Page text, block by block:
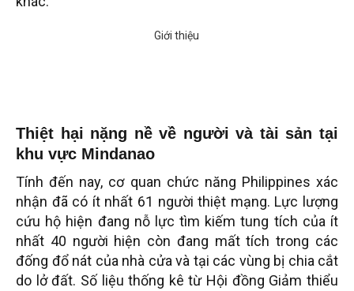
Thiệt hại nặng nề về người và tài sản tại
khu vực Mindanao
Tính đến nay, cơ quan chức năng Philippines xác
nhận đã có ít nhất 61 người thiệt mạng. Lực lượng
cứu hộ hiện đang nỗ lực tìm kiếm tung tích của ít
nhất 40 người hiện còn đang mất tích trong các
đống đổ nát của nhà cửa và tại các vùng bị chia cắt
do lở đất. Số liệu thống kê từ Hội đồng Giảm thiểu